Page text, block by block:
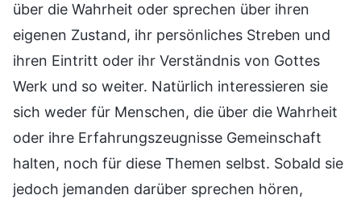
über die Wahrheit oder sprechen über ihren
eigenen Zustand, ihr persönliches Streben und
ihren Eintritt oder ihr Verständnis von Gottes
Werk und so weiter. Natürlich interessieren sie
sich weder für Menschen, die über die Wahrheit
oder ihre Erfahrungszeugnisse Gemeinschaft
halten, noch für diese Themen selbst. Sobald sie
jedoch jemanden darüber sprechen hören,